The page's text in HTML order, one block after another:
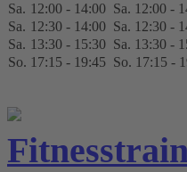
Sa. 12:00 - 14:00 Sa. 12:00 -
Sa. 12:30 - 14:00 Sa. 12:30 -
Sa. 13:30 - 15:30 Sa. 13:30 -
So. 17:15 - 19:45 So. 17:15 -